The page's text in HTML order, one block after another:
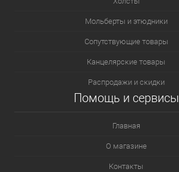
Мольберты и этюдники
Сопутствующие товары
Канцелярские товары
Распродажи и скидки
Помощь и сервисы
Главная
О магазине
Контакты